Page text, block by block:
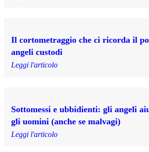
Il cortometraggio che ci ricorda il
angeli custodi
Leggi l'articolo
Sottomessi e ubbidienti: gli angeli
gli uomini (anche se malvagi)
Leggi l'articolo